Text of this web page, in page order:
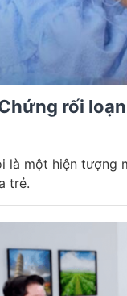
rối
là một hiện
trẻ.